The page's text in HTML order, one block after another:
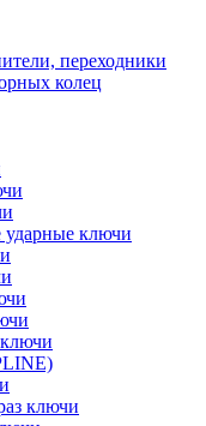
переходники
колец
ключи
ключи